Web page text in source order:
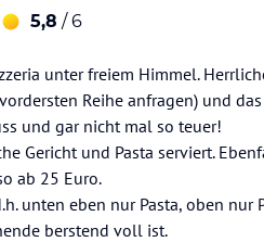
5,8 / 6
unter freiem Himmel.
Reihe anfragen) und
und gar nicht mal so teuer!
Gericht und Pasta serviert.
ab 25 Euro.
unten eben nur Pasta, oben nur
berstend voll ist.